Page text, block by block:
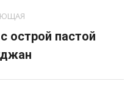
Следующая
острой пастой